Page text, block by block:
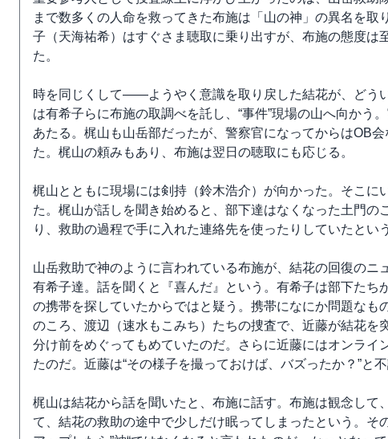
まで数多くの人命を救ってきた布施は「山の神」の異名を
子（天海祐希）はすぐさま聴取に乗り出すが、布施の態度は
た。
時を同じくして――ようやく意識を取り戻した結花が、どう
は有希子らに布施の取調べを託し、“事件”現場の山へ向かう
あたる。梶山も山岳部だったが、警察官になってからはOB
た。梶山の頼みもあり、布施は翌日の聴取にも応じる。
梶山とともに現場には剣持（鈴木浩介）が向かった。そこ
た。梶山が話しを聞き始めると、部下達はなくなった土門の
り、救助の過程で手に入れた連絡先を使ったりしていたという
山岳救助で神のように言われている布施が、結花の回復のニ
有希子達。話を聞くと『喜んだ』という。有希子は部下たち
の携帯を探していたからではと疑う。携帯になにか問題な
のころ、渡辺（速水もこみち）たちの捜査で、近藤が結花
分け前をめぐってもめていたのだ。さらに近藤にはオンライ
たのだ。近藤は“その様子を撮っておけば、バズったか？”と
梶山は結花から話を聞いたと、布施に話す。布施は観念して
て、結花の救助の途中で少しだけ眠ってしまったという。